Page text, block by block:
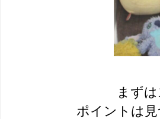
まず
ポイントは